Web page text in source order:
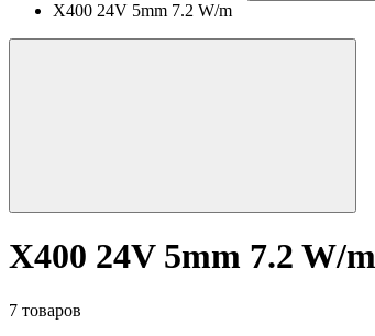
X400 24V 5mm 7.2 W/m
X400 24V 5mm 7.2 W/m
7 товаров